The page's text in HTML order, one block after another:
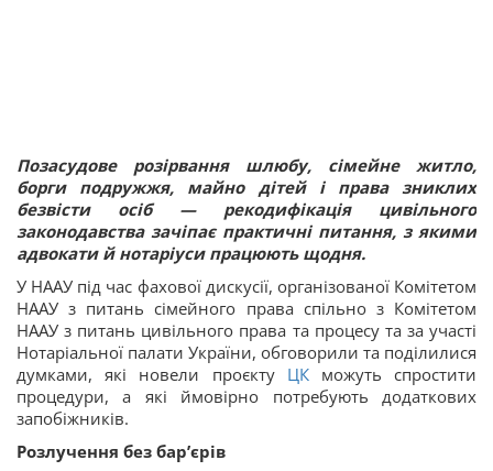
Позасудове розірвання шлюбу, сімейне житло,
борги подружжя, майно дітей і права зниклих
безвісти осіб — рекодифікація цивільного
законодавства зачіпає практичні питання, з якими
адвокати й нотаріуси працюють щодня.
У НААУ під час фахової дискусії, організованої Комітетом
НААУ з питань сімейного права спільно з Комітетом
НААУ з питань цивільного права та процесу та за участі
Нотаріальної палати України, обговорили та поділилися
думками, які новели проєкту ЦКможуть спростити
процедури, а які ймовірно потребують додаткових
запобіжників.
Розлучення без бар’єрів